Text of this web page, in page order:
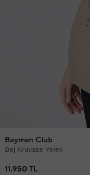
Beymen Club
Bej Kruvaze Yelek
11.950 TL